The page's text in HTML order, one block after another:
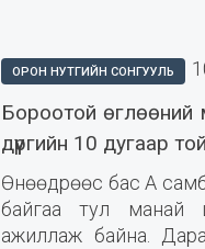
ОРОН НУТГИЙН СОНГУУЛЬ
Бороотой өглөөний
дүүргийн 10 дугаар
Өнөөдрөөс бас А
байгаа тул манай
ажиллаж байна.